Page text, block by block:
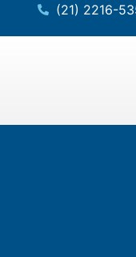
(21) 2216-